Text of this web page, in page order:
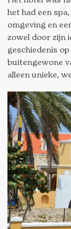
het had een
omgeving en
zowel door zijn
geschiedenis
buitengewone
alleen unieke,